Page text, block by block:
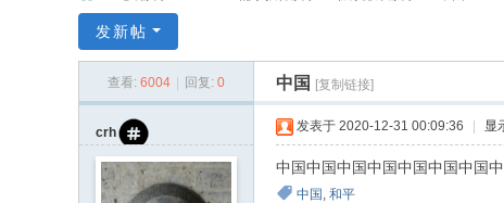
宁
发新帖
查看: 6004 回复: 0 中国 [复制链接]
crh 发表于 2020-12-31 00:09:36 显
中国中国中国中国中国中国中国
中国 , 和平